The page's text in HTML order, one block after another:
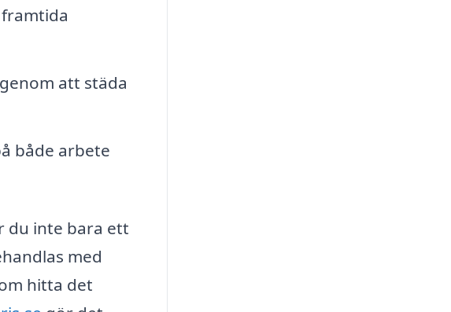
att städa
både arbete
du inte bara ett
med
hitta det